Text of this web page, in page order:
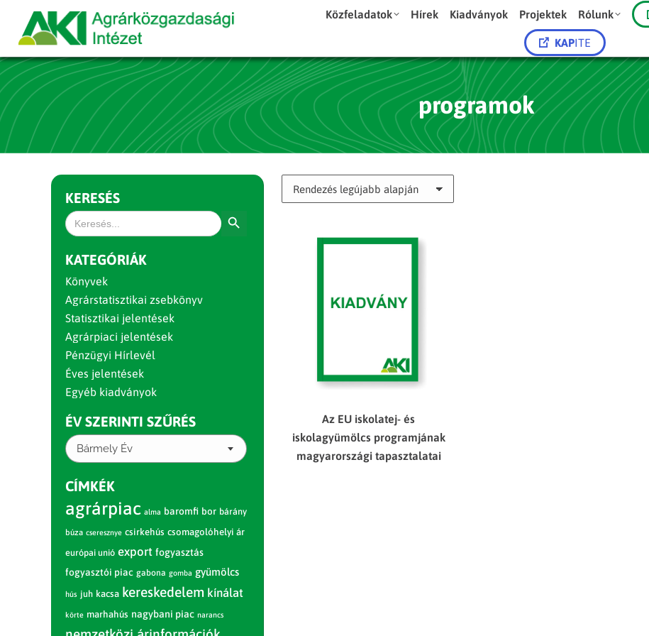
Közfeladatok Hírek Kiadványok Projektek Rólunk
KAPITE
programok
Az EU iskolatej- és
iskolagyümölcs programjának
magyarországi tapasztalatai
KERESÉS
Search
for:
KATEGÓRIÁK
Könyvek
Agrárstatisztikai zsebkönyv
Statisztikai jelentések
Agrárpiaci jelentések
Pénzügyi Hírlevél
Éves jelentések
Egyéb kiadványok
ÉV SZERINTI SZŰRÉS
Bármely Év
CÍMKÉK
agrárpiac alma baromfi bor bárány
búza cseresznye csirkehús csomagolóhelyi ár
európai unió export fogyasztás
fogyasztói piac gabona gomba gyümölcs
hús juh kacsa kereskedelem kínálat
körte marhahús nagybani piac narancs